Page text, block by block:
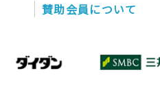
賛助会員について